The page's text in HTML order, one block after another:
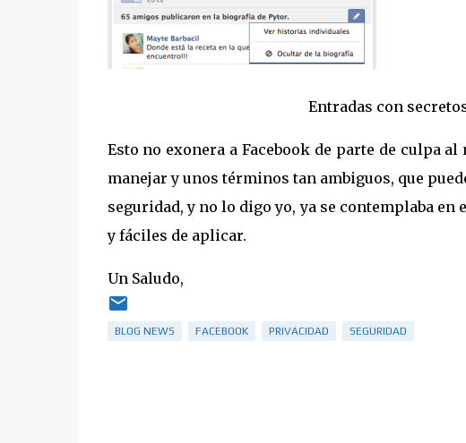
Entradas con
Esto no exonera a Facebook de parte de culpa
manejar y unos términos tan ambiguos, que
seguridad, y no lo digo yo, ya se contemplaba
y fáciles de aplicar.
Un Saludo,
BLOG NEWS FACEBOOK PRIVACIDAD SEGURIDAD